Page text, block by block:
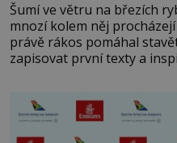
Šumí ve větru na březích
mnozí kolem něj
právě rákos pomáhal
zapisovat první texty a
letního koupání. Stačí se